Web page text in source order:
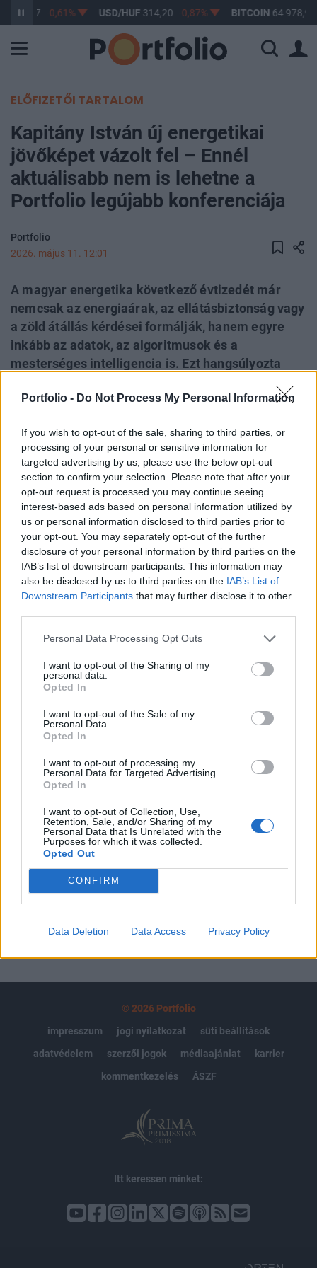
Portfolio - Do Not Process My Personal Information
If you wish to opt-out of the sale, sharing to third parties, or
processing of your personal or sensitive information for
targeted advertising by us, please use the below opt-out
section to confirm your selection. Please note that after your
opt-out request is processed you may continue seeing
interest-based ads based on personal information utilized by
us or personal information disclosed to third parties prior to
your opt-out. You may separately opt-out of the further
disclosure of your personal information by third parties on the
IAB’s list of downstream participants. This information may
also be disclosed by us to third parties on the IAB’s List of
Downstream Participants that may further disclose it to other
Personal Data Processing Opt Outs
I want to opt-out of the Sharing of my
personal data.
Opted In
I want to opt-out of the Sale of my
Personal Data.
Opted In
I want to opt-out of processing my
Personal Data for Targeted Advertising.
Opted In
I want to opt-out of Collection, Use,
Retention, Sale, and/or Sharing of my
Personal Data that Is Unrelated with the
Purposes for which it was collected.
Opted Out
CONFIRM
Data Deletion Data Access Privacy Policy
363,17 -0,61% USD/HUF314,20 -0,87% BITCOIN64 978,95
ELŐFIZETŐI TARTALOM
Kapitány István új energetikai
jövőképet vázolt fel – Ennél
aktuálisabb nem is lehetne a
Portfolio legújabb konferenciája
Portfolio
2026. május 11. 12:01
A magyar energetika következő évtizedét már
nemcsak az energiaárak, az ellátásbiztonság vagy
a zöld átállás kérdései formálják, hanem egyre
inkább az adatok, az algoritmusok és a
mesterséges intelligencia is. Ezt hangsúlyozta
Kapitány István is, aki többször kiemelte:
kulcsszerepet kap a digitalizáció, az innováció, a
startup szemlélet, az áramhálózat fejlesztése,
valamint az energiatárolás - márpedig pontosan
erről szól a Portfolio AI in Energy konferenciája is.
A hétfő reggeli meghallgatásán Kapitány elmondta, hogy
országos innovációs stratégiát készítenek a kapcsolódó
szaktárcákkal együtt, amelyben kiemelt szerepet kapna a
mesterséges intelligencia. Az új gazdasági és energetikai
miniszter szerint Magyarország ezen a területen le van
KEDVES OLVASÓNK!
A keresett cikk a portfolio.hu hírarchívumához
tartozik, melynek olvasása előfizetéses
regisztrációhoz kötött.
Az előfizetés a következőket tartalmazza:
Portfolio.hu teljes cikkarchívum
Kötéslisták: BÉT elmúlt 2 év napon belüli
kötéslistái
Előfizetés
MÁR ELŐFIZETŐNK VAGY?
© 2026 Portfolio
impresszum
jogi nyilatkozat
süti beállítások
adatvédelem
szerzői jogok médiaajánlat
karrier
kommentkezelés
ÁSZF
Itt keressen minket: